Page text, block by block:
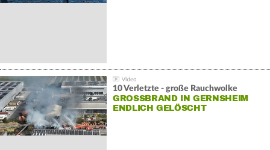
10 Verletzte - große Rauchwolke
GROSSBRAND IN GERNSHEIM E
NDLICH GELÖSCHT